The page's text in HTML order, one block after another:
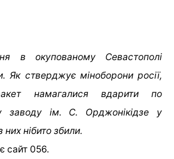
в окупованому Севастополі
Як стверджує міноборони росії,
намагалися вдарити по
заводу ім. С. Орджонікідзе у
них нібито збили.
сайт 056.